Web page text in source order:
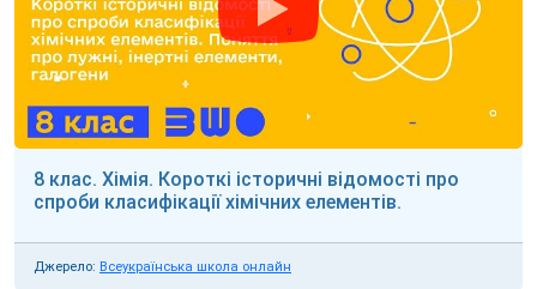
8 клас. Хімія. Короткі історичні відомості про
спроби класифікації хімічних елементів.
Джерело: Всеукраїнська школа онлайн